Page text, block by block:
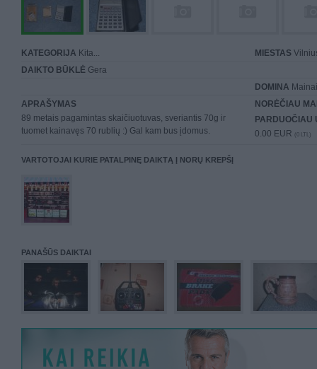
KATEGORIJA Kita... MIESTAS
DAIKTO BŪKLĖ Gera
DOMINA
APRAŠYMAS
89 metais pagamintas skaičiuotuvas, sveriantis 70g ir
tuomet kainavęs 70 rublių :) Gal kam bus įdomus.
NORĖČIAU
PARDUOČIAU
0.00 EUR (0 LTL)
VARTOTOJAI KURIE PATALPINĘ DAIKTĄ Į NORŲ KREPŠĮ
PANAŠŪS DAIKTAI